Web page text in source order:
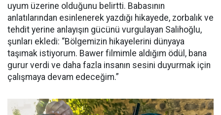
uyum üzerine olduğunu belirtti. Babasının
anlatılarından esinlenerek yazdığı hikayede, zorbalık ve
tehdit yerine anlayışın gücünü vurgulayan Salihoğlu,
şunları ekledi: “Bölgemizin hikayelerini dünyaya
taşımak istiyorum. Bawer filmimle aldığım ödül, bana
gurur verdi ve daha fazla insanın sesini duyurmak için
çalışmaya devam edeceğim.”